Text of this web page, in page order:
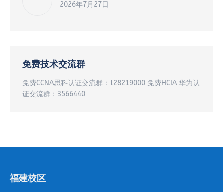
2026年7月27日
免费技术交流群
免费CCNA思科认证交流群：128219000 免费HCIA 华为认
证交流群：3566440
福建校区